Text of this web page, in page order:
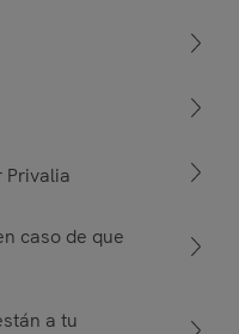
Privalia
caso de que
a tu